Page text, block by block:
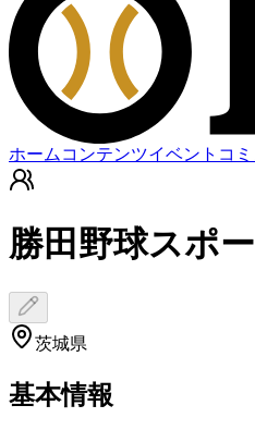
ホーム コンテンツイベント コ
勝田野球スポ
茨城県
基本情報